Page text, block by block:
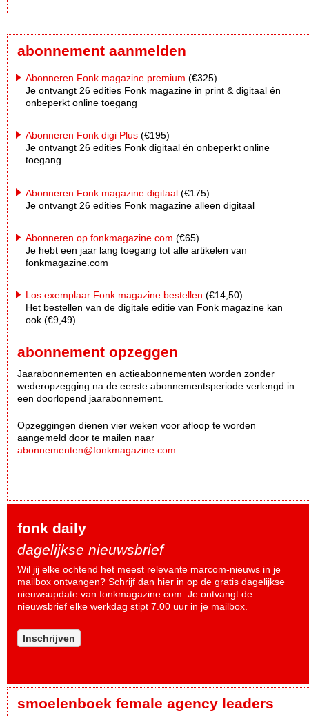
abonnement aanmelden
Abonneren Fonk magazine premium (€325)
Je ontvangt 26 edities Fonk magazine in print & digitaal én
onbeperkt online toegang
Abonneren Fonk digi Plus (€195)
Je ontvangt 26 edities Fonk digitaal én onbeperkt online
toegang
Abonneren Fonk magazine digitaal (€175)
Je ontvangt 26 edities Fonk magazine alleen digitaal
Abonneren op fonkmagazine.com (€65)
Je hebt een jaar lang toegang tot alle artikelen van
fonkmagazine.com
Los exemplaar Fonk magazine bestellen (€14,50)
Het bestellen van de digitale editie van Fonk magazine kan
ook (€9,49)
abonnement opzeggen
Jaarabonnementen en actieabonnementen worden zonder
wederopzegging na de eerste abonnementsperiode verlengd in
een doorlopend jaarabonnement.
Opzeggingen dienen vier weken voor afloop te worden
aangemeld door te mailen naar
abonnementen@fonkmagazine.com
fonk daily
dagelijkse nieuwsbrief
Wil jij elke ochtend het meest relevante marcom-nieuws in je
mailbox ontvangen? Schrijf dan hier in op de gratis dagelijkse
nieuwsupdate van fonkmagazine.com. Je ontvangt de
nieuwsbrief elke werkdag stipt 7.00 uur in je mailbox.
Inschrijven
smoelenboek female agency leaders